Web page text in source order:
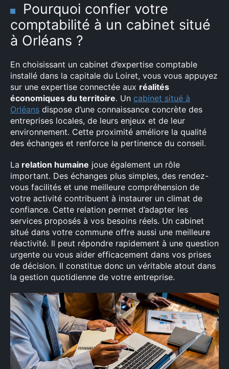
Pourquoi confier votre
comptabilité à un cabinet situé
à Orléans ?
En choisissant un cabinet d’expertise comptable
installé dans la capitale du Loiret, vous vous appuyez
sur une expertise connectée aux réalités
économiques du territoire. Un cabinet situé à
Orléans dispose d’une connaissance concrète des
entreprises locales, de leurs enjeux et de leur
environnement. Cette proximité améliore la qualité
des échanges et renforce la pertinence du conseil.
La relation humaine joue également un rôle
important. Des échanges plus simples, des rendez-
vous facilités et une meilleure compréhension de
votre activité contribuent à instaurer un climat de
confiance. Cette relation permet d’adapter les
services proposés à vos besoins réels. Un cabinet
situé dans votre commune offre aussi une meilleure
réactivité. Il peut répondre rapidement à une question
urgente ou vous aider efficacement dans vos prises
de décision. Il constitue donc un véritable atout dans
la gestion quotidienne de votre entreprise.